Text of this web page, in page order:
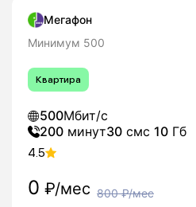
Мегафон
Минимум 500
Квартира
500Мбит/с
200 минут30 смс 10 Гб
4.5
0 ₽/мес 800₽/мес